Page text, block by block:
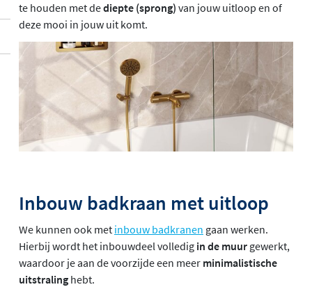
te houden met dediepte (sprong) van jouw uitloop en of
deze mooi in jouw uit komt.
Inbouw badkraan met uitloop
We kunnen ook met inbouw badkranen gaan werken.
Hierbij wordt het inbouwdeel volledig in de muur gewerkt,
waardoor je aan de voorzijde een meer minimalistische
uitstraling hebt.